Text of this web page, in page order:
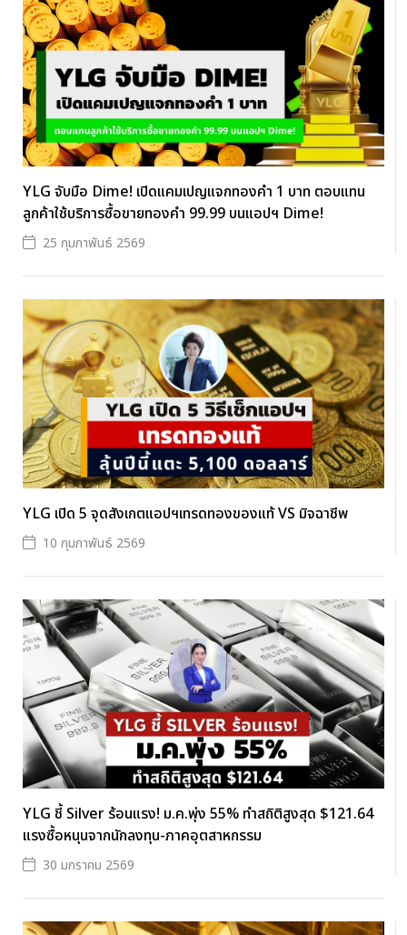
YLG จับมือ Dime! เปิดแคมเปญแจกทองคำ 1 บาท ตอบแทน
ลูกค้าใช้บริการซื้อขายทองคำ 99.99 บนแอปฯ Dime!
25 กุมภาพันธ์ 2569
YLG เปิด 5 จุดสังเกตแอปฯเทรดทองของแท้ VS มิจฉาชีพ
10 กุมภาพันธ์ 2569
YLG ชี้ Silver ร้อนแรง! ม.ค.พุ่ง 55% ทำสถิติสูงสุด $121.64
แรงซื้อหนุนจากนักลงทุน-ภาคอุตสาหกรรม
30 มกราคม 2569